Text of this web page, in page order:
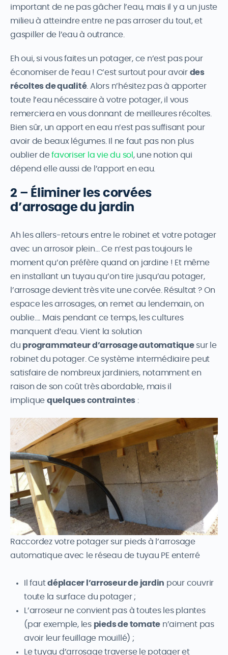
important de ne pas gâcher l’eau, mais il y a un juste
milieu à atteindre entre ne pas arroser du tout, et
gaspiller de l’eau à outrance.
Eh oui, si vous faites un potager, ce n’est pas pour
économiser de l’eau ! C’est surtout pour avoir des
récoltes de qualité. Alors n’hésitez pas à apporter
toute l’eau nécessaire à votre potager, il vous
remerciera en vous donnant de meilleures récoltes.
Bien sûr, un apport en eau n’est pas suffisant pour
avoir de beaux légumes. Il ne faut pas non plus
oublier defavoriser la vie du sol , une notion qui
dépend elle aussi de l’apport en eau.
2 – Éliminer les corvées
d’arrosage du jardin
Ah les allers-retours entre le robinet et votre potager
avec un arrosoir plein… Ce n’est pas toujours le
moment qu’on préfère quand on jardine ! Et même
en installant un tuyau qu’on tire jusqu’au potager,
l’arrosage devient très vite une corvée. Résultat ? On
espace les arrosages, on remet au lendemain, on
oublie…. Mais pendant ce temps, les cultures
manquent d’eau. Vient la solution
du programmateur d’arrosage automatiquesur le
robinet du potager. Ce système intermédiaire peut
satisfaire de nombreux jardiniers, notamment en
raison de son coût très abordable, mais il
implique quelques contraintes :
Raccordez votre potager sur pieds à l’arrosage
automatique avec le réseau de tuyau PE enterré
Il fautdéplacer l’arroseur de jardin pour couvrir
toute la surface du potager ;
L’arroseur ne convient pas à toutes les plantes
(par exemple, les pieds de tomate n’aiment pas
avoir leur feuillage mouillé) ;
Le tuyau d’arrosage traverse le potager et